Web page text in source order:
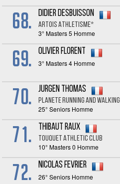
68. Didier DESBUISSON
ARTOIS ATHLETISME*
3° Masters 5 Homme
69. Olivier FLORENT
3° Masters 4 Homme
70. Jurgen THOMAS
PLANETE RUNNING AND WALKING
25° Seniors Homme
71. Thibaut RAUX
TOUQUET ATHLETIC CLUB
10° Masters 0 Homme
72. Nicolas FEVRIER
26° Seniors Homme